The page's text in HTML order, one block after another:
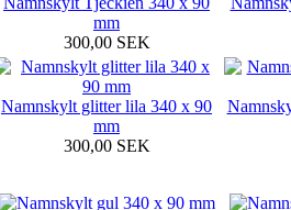
mm
300,00 SEK
Namnskylt glitter lila 340 x 90
mm
300,00 SEK